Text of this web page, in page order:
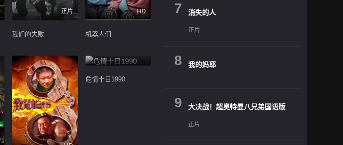
正片
我们的失败
HD
机器人们
危情十日1990
7 消失的人
正片
8 我的妈耶
9 大决战！超奥特曼八兄弟国语版
正片